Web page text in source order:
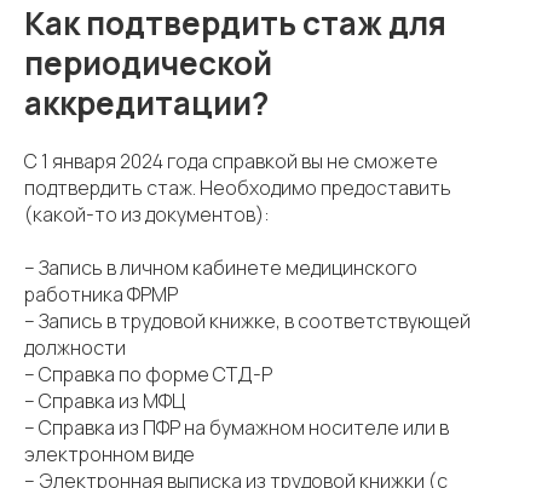
Как подтвердить стаж для
периодической
аккредитации?
С 1 января 2024 года справкой вы не сможете
подтвердить стаж. Необходимо предоставить
(какой-то из документов):
– Запись в личном кабинете медицинского
работника ФРМР
– Запись в трудовой книжке, в соответствующей
должности
– Справка по форме СТД-Р
– Справка из МФЦ
– Справка из ПФР на бумажном носителе или в
электронном виде
– Электронная выписка из трудовой книжки (с